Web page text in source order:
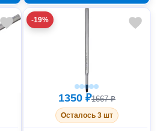
-19%
1350 ₽1667 ₽
Осталось 3 шт